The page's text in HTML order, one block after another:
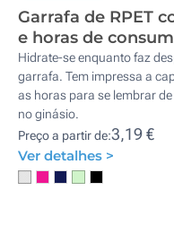
Garrafa de RPET
e horas de
Hidrate-se enquanto faz
garrafa. Tem impressa a
as horas para se lembrar
no ginásio.
Preço a partir de:3,19 €
Ver detalhes >